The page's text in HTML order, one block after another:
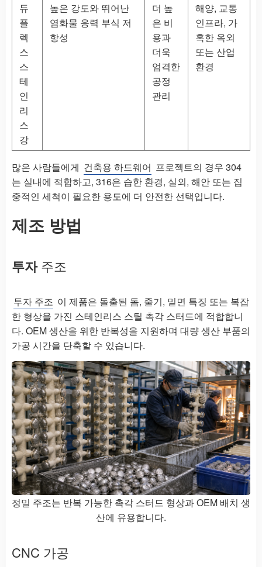
듀
플
렉
스
스
테
인
리
스
강
높은 강도와 뛰어난
염화물 응력 부식 저
항성
더 높
은 비
용과
더욱
엄격한
공정
관리
해양, 교통
인프라, 가
혹한 옥외
또는 산업
환경
많은 사람들에게 건축용 하드웨어 프로젝트의 경우 304
는 실내에 적합하고, 316은 습한 환경, 실외, 해안 또는 집
중적인 세척이 필요한 용도에 더 안전한 선택입니다.
제조 방법
투자주조
투자 주조 이 제품은 돌출된 돔, 줄기, 밑면 특징 또는 복잡
한 형상을 가진 스테인리스 스틸 촉각 스터드에 적합합니
다. OEM 생산을 위한 반복성을 지원하며 대량 생산 부품의
가공 시간을 단축할 수 있습니다.
정밀 주조는 반복 가능한 촉각 스터드 형상과 OEM 배치 생
산에 유용합니다.
CNC 가공